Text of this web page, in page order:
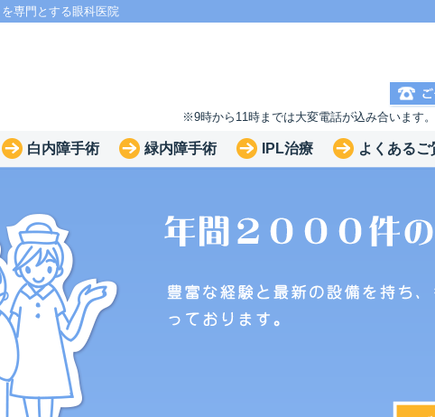
専門とする眼科医院
※9時から11時までは大変電話が込み合います
白内障手術 緑内障手術 IPL治療 よくあるご